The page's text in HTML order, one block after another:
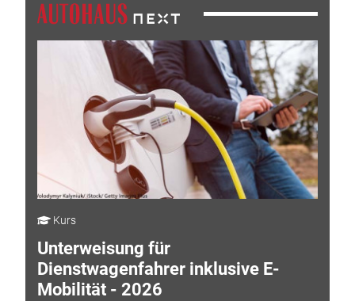
Kurs
Unterweisung für
Dienstwagenfahrer inklusive E-
Mobilität - 2026